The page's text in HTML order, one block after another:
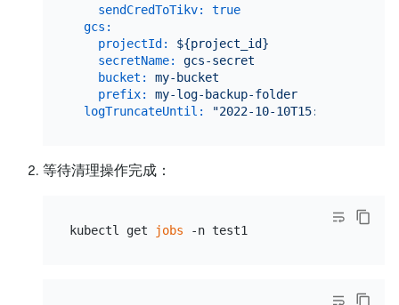
sendCredToTikv:
true
gcs:
projectId:
${project_id}
secretName:
gcs-secret
bucket:
my-bucket
prefix:
my-log-backup-folder
logTruncateUntil:
"2022-10-
等待清理操作完成：
kubectl get jobs